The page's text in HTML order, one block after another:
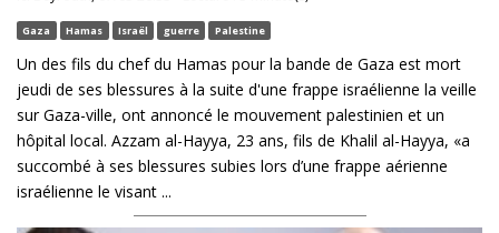
Gaza Hamas Israël guerre Palestine
Un des fils du chef du Hamas pour la bande de Gaza est mort
jeudi de ses blessures à la suite d'une frappe israélienne la veille
sur Gaza-ville, ont annoncé le mouvement palestinien et un
hôpital local. Azzam al-Hayya, 23 ans, fils de Khalil al-Hayya, «a
succombé à ses blessures subies lors d’une frappe aérienne
israélienne le visant ...